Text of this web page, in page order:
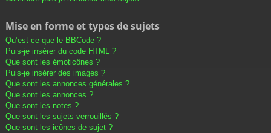
Mise en forme et types de sujets
Qu’est-ce que le BBCode ?
Puis-je insérer du code HTML ?
Que sont les émoticônes ?
Puis-je insérer des images ?
Que sont les annonces générales ?
Que sont les annonces ?
Que sont les notes ?
Que sont les sujets verrouillés ?
Que sont les icônes de sujet ?